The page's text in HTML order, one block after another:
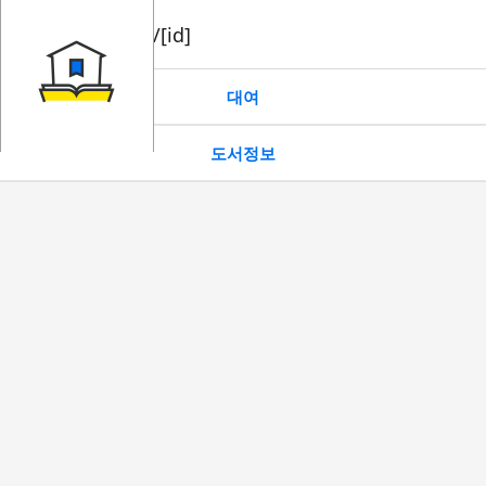
book/rent/[id]
대여
도서정보